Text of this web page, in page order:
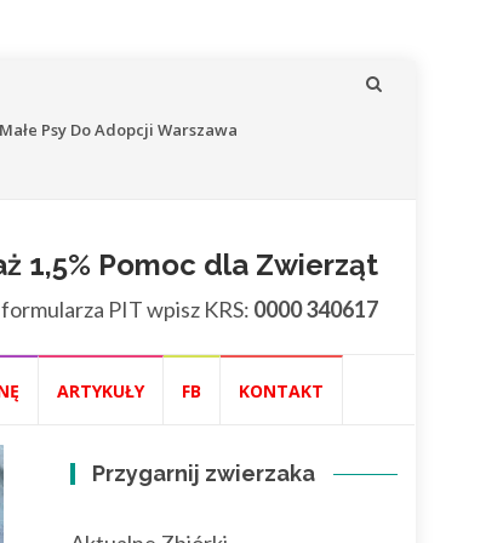
Małe Psy Do Adopcji Warszawa
1,5% Pomoc dla Zwierząt
PIT wpisz KRS: 0000 340617
ARTYKUŁY FB KONTAKT
Przygarnij zwierzaka